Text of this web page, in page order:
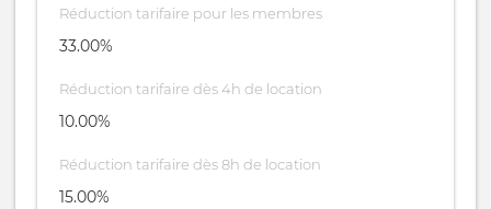
Réduction tarifaire pour les membres
33.00%
Réduction tarifaire dès 4h de location
10.00%
Réduction tarifaire dès 8h de location
15.00%